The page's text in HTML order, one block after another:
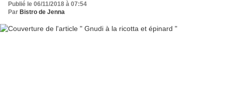
Publié le 06/11/2018 à 07:54
Par Bistro de Jenna